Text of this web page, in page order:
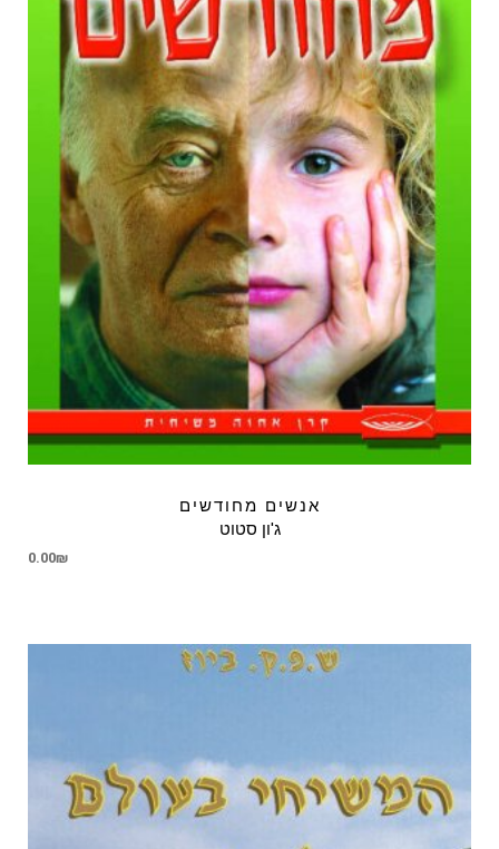
אנשים מחודשים
ג'ון סטוט
0.00₪